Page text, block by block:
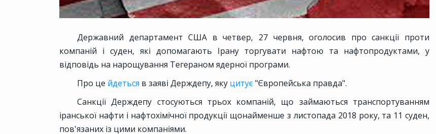
Державний департамент США в четвер, 27 червня, оголосив про санкції проти
компаній і суден, які допомагають Ірану торгувати нафтою та нафтопродуктами, у
відповідь на нарощування Тегераном ядерної програми.
Про це йдеться в заяві Держдепу, яку цитує"Європейська правда".
Санкції Держдепу стосуються трьох компаній, що займаються транспортуванням
іранської нафти і нафтохімічної продукції щонайменше з листопада 2018 року, та 11 суден,
пов'язаних із цими компаніями.